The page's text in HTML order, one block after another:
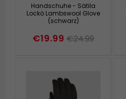
Handschuhe - Sätila
Lockö Lambswool Glove
(schwarz)
€19.99 €24.99